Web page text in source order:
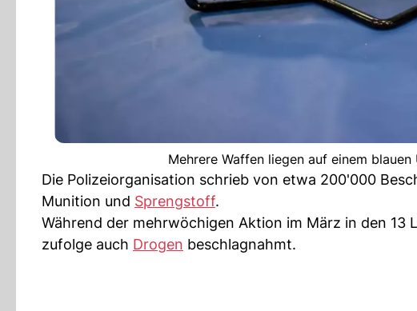
Mehrere Waffen liegen auf einem
Die Polizeiorganisation schrieb von etwa 200'000
Munition und Sprengstoff.
Während der mehrwöchigen Aktion im März in den 13
zufolge auch Drogen beschlagnahmt.